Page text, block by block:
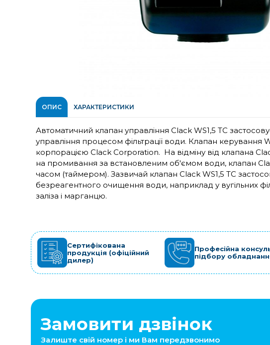
ОПИС ХАРАКТЕРИСТИКИ
Автоматичний клапан управління Clack WS1,5 TC
управління процесом фільтрації води. Клапан керування
корпорацією Clack Corporation. На відміну від клапана
на промивання за встановленим об'ємом води, клапан
часом (таймером). Зазвичай клапан Clack WS1,5 TC
безреагентного очищення води, наприклад у вугільних
заліза і марганцю.
Сертифікована
продукція (офіційний
дилер)
Професійна
підбору
Замовити дзвінок
Залиште свій номер і ми Вам передзвонимо